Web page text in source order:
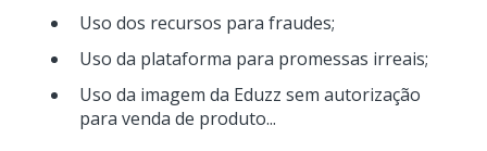
Uso dos recursos para fraudes;
Uso da plataforma para promessas irreais;
Uso da imagem da Eduzz sem autorização
para venda de produto...